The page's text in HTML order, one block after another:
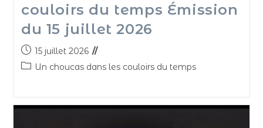
couloirs du temps Émission
du 15 juillet 2026
15 juillet 2026
Un choucas dans les couloirs du temps